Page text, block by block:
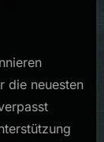
die neuesten